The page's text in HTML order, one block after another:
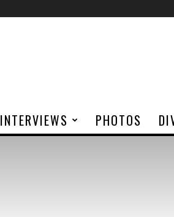
INTERVIEWS PHOTOS